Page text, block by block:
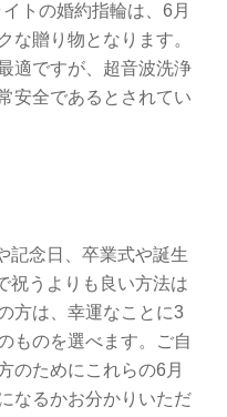
トの婚約指輪は、6月
な贈り物となります。
適ですが、超音波洗浄
安全であるとされてい
記念日、卒業式や誕生
祝うよりも良い方法は
方は、幸運なことに3
ものを選べます。ご自
のためにこれらの6月
なるかお分かりいただ